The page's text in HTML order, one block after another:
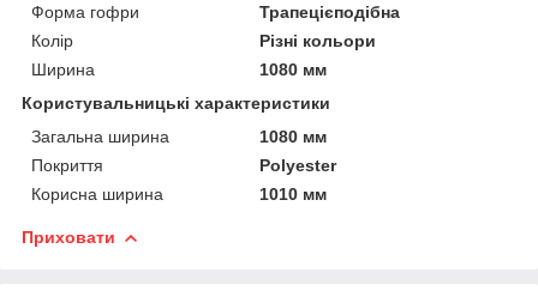
Форма гофри
Трапецієподібна
Колір
Різні кольори
Ширина
1080 мм
Користувальницькі характеристики
Загальна ширина
1080 мм
Покриття
Polyester
Корисна ширина
1010 мм
Приховати